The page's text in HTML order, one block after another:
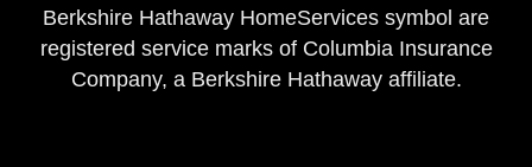
Berkshire Hathaway HomeServices symbol are
registered service marks of Columbia Insurance
Company, a Berkshire Hathaway affiliate.